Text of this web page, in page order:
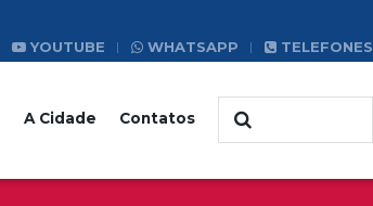
YOUTUBE WHATSAPP TELEFONES
A Cidade Contatos